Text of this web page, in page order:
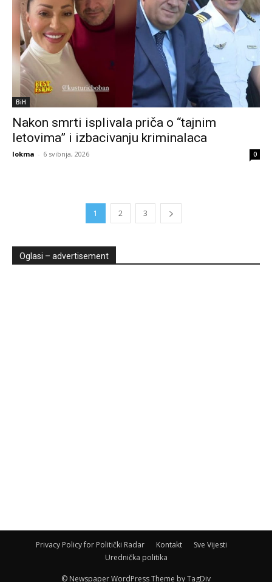
BiH
Nakon smrti isplivala priča o “tajnim
letovima” i izbacivanju kriminalaca
lokma - 6 svibnja, 2026 0
1 2 3
Oglasi – advertisement
Privacy Policy for Politički Radar Kontakt
Sve Vijesti
Urednička politika
© Newspaper WordPress Theme by TagDiv